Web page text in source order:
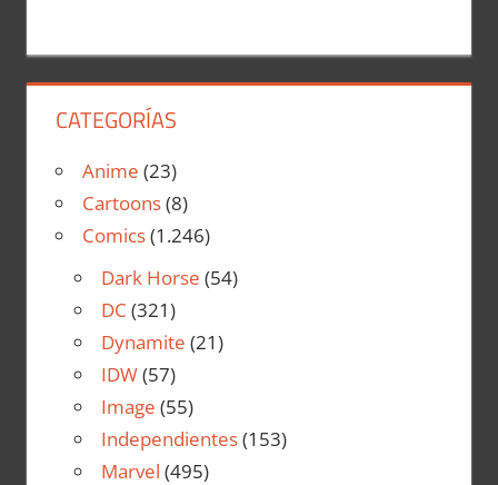
CATEGORÍAS
Anime (23)
Cartoons(8)
Comics(1.246)
Dark Horse (54)
DC (321)
Dynamite (21)
IDW(57)
Image (55)
Independientes(153)
Marvel (495)